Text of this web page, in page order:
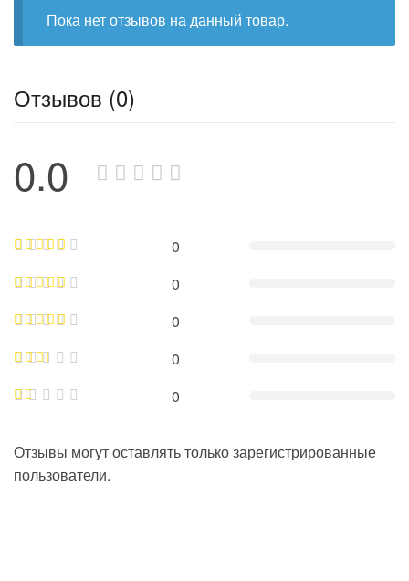
Пока нет отзывов на данный товар.
Отзывов (0)
0.0
0
0
0
0
0
Отзывы могут оставлять только зарегистрированные
пользователи.